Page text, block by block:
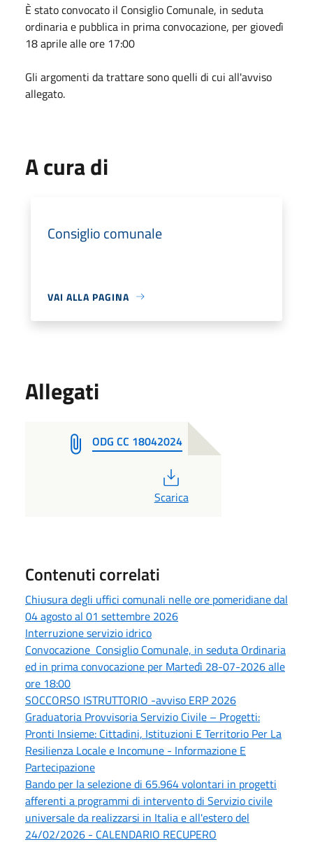
È stato convocato il Consiglio Comunale, in seduta
ordinaria e pubblica in prima convocazione, per giovedì
18 aprile alle ore 17:00
Gli argomenti da trattare sono quelli di cui all'avviso
allegato.
A cura di
Consiglio comunale
VAI ALLA PAGINA
Allegati
ODG CC 18042024
Scarica
Contenuti correlati
Chiusura degli uffici comunali nelle ore pomeridiane dal
04 agosto al 01 settembre 2026
Interruzione servizio idrico
Convocazione Consiglio Comunale, in seduta Ordinaria
ed in prima convocazione per Martedì 28-07-2026 alle
ore 18:00
SOCCORSO ISTRUTTORIO -avviso ERP 2026
Graduatoria Provvisoria Servizio Civile – Progetti:
Pronti Insieme: Cittadini, Istituzioni E Territorio Per La
Resilienza Locale e Incomune - Informazione E
Partecipazione
Bando per la selezione di 65.964 volontari in progetti
afferenti a programmi di intervento di Servizio civile
universale da realizzarsi in Italia e all'estero del
24/02/2026 - CALENDARIO RECUPERO